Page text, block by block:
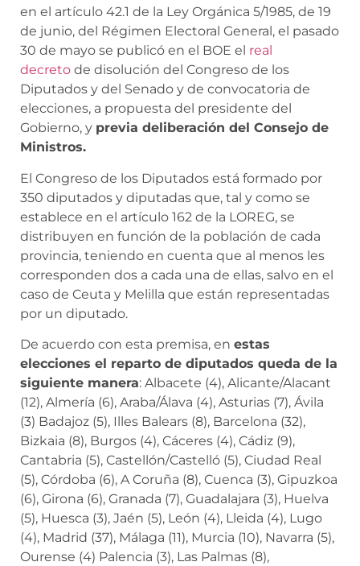
en el artículo 42.1 de la Ley Orgánica 5/1985, de 19
de junio, del Régimen Electoral General, el pasado
30 de mayo se publicó en el BOE el real
decreto de disolución del Congreso de los
Diputados y del Senado y de convocatoria de
elecciones, a propuesta del presidente del
Gobierno, y previa deliberación del Consejo de
Ministros.
El Congreso de los Diputados está formado por
350 diputados y diputadas que, tal y como se
establece en el artículo 162 de la LOREG, se
distribuyen en función de la población de cada
provincia, teniendo en cuenta que al menos les
corresponden dos a cada una de ellas, salvo en el
caso de Ceuta y Melilla que están representadas
por un diputado.
De acuerdo con esta premisa, en estas
elecciones el reparto de diputados queda de la
siguiente manera: Albacete (4), Alicante/Alacant
(12), Almería (6), Araba/Álava (4), Asturias (7), Ávila
(3) Badajoz (5), Illes Balears (8), Barcelona (32),
Bizkaia (8), Burgos (4), Cáceres (4), Cádiz (9),
Cantabria (5), Castellón/Castelló (5), Ciudad Real
(5), Córdoba (6), A Coruña (8), Cuenca (3), Gipuzkoa
(6), Girona (6), Granada (7), Guadalajara (3), Huelva
(5), Huesca (3), Jaén (5), León (4), Lleida (4), Lugo
(4), Madrid (37), Málaga (11), Murcia (10), Navarra (5),
Ourense (4) Palencia (3), Las Palmas (8),